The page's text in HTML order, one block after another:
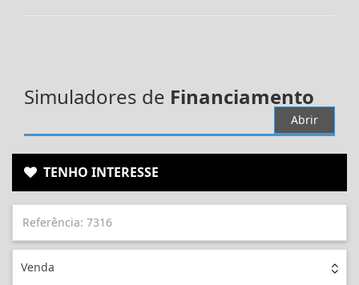
Simuladores de Financiamento
Abrir
TENHO INTERESSE
Venda